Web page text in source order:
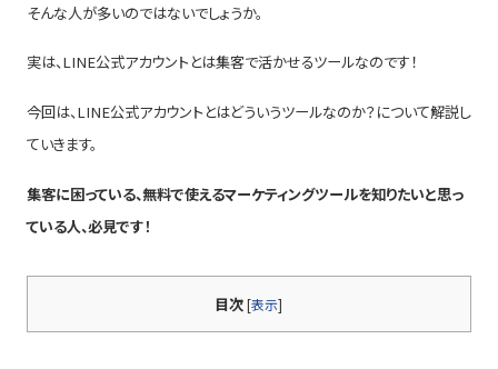
そんな人が多いのではないでしょうか。
実は、LINE公式アカウントとは集客で活かせるツールなのです！
今回は、LINE公式アカウントとはどういうツールなのか？について解説し
ていきます。
集客に困っている、無料で使えるマーケティングツールを知りたいと思っ
ている人、必見です！
目次[表示]